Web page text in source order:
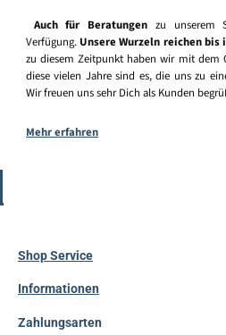
Auch für Beratungen zu unserem
Verfügung. Unsere Wurzeln reichen bis
zu diesem Zeitpunkt haben wir mit dem
diese vielen Jahre sind es, die uns zu
Wir freuen uns sehr Dich als Kunden
Mehr erfahren
Shop Service
Informationen
Zahlungsarten